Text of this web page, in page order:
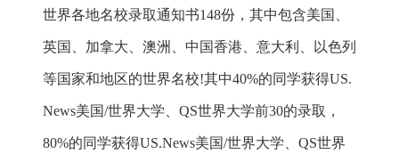
世界各地名校录取通知书148份，其中包含美国、
英国、加拿大、澳洲、中国香港、意大利、以色列
等国家和地区的世界名校!其中40%的同学获得US.
News美国/世界大学、QS世界大学前30的录取，
80%的同学获得US.News美国/世界大学、QS世界